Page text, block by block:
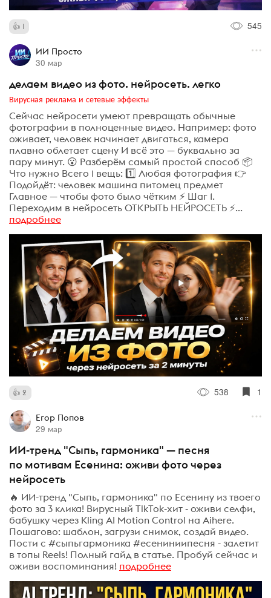
1 545
ИИ Просто
30 мар
делаем видео из фото. нейросеть. легко
Вирусная реклама и сетевые эффекты
Сейчас нейросети умеют превращать обычные
фотографии в полноценные видео. Например: фото
оживает, человек начинает двигаться, камера
плавно облетает сцену И всё это — буквально за
пару минут. 😮 Разберём самый простой способ 📦
Что нужно Всего 1 вещь: 1️⃣ Любая фотография 👉
Подойдёт: человек машина питомец предмет
Главное — чтобы фото было чётким ⚡ Шаг 1.
Переходим в нейросеть ОТКРЫТЬ НЕЙРОСЕТЬ ⚡...
подробнее
2 538 1
Егор Попов
29 мар
ИИ-тренд "Сыпь, гармоника" — песня
по мотивам Есенина: оживи фото через
нейросеть
🔥 ИИ-тренд "Сыпь, гармоника" по Есенину из твоего
фото за 3 клика! Вирусный TikTok-хит - оживи селфи,
бабушку через Kling AI Motion Control на Aihere.
Пошагово: шаблон, загрузи снимок, создай видео.
Пости с #сыпьгармоника #есениниипесня - залетит
в топы Reels! Полный гайд в статье. Пробуй сейчас и
оживи воспоминания! подробнее